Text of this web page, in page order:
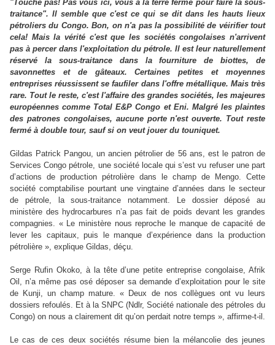
"Touche pas! Pas vous ici, vous à la terre ferme pour faire la sous-
traitance". Il semble que c'est ce qui se dit dans les hauts lieux
pétroliers du Congo. Bon, on n'a pas la possibilité de véirifier tout
cela! Mais la vérité c'est que les sociétés congolaises n'arrivent
pas à percer dans l'exploitation du pétrole. Il est leur naturellement
réservé la sous-traitance dans la fourniture de biottes, de
savonnettes et de gâteaux. Certaines petites et moyennes
entreprises réussissent se faufiler dans l'offre métallique. Mais très
rare. Tout le reste, c'est l'affaire des grandes sociétés, les majeures
européennes comme Total E&P Congo et Eni. Malgré les plaintes
des patrones congolaises, aucune porte n'est ouverte. Tout reste
fermé à double tour, sauf si on veut jouer du touniquet.
Gildas Patrick Pangou, un ancien pétrolier de 56 ans, est le patron de
Services Congo pétrole, une société locale qui s’est vu refuser une part
d’actions de production pétrolière dans le champ de Mengo. Cette
société comptabilise pourtant une vingtaine d’années dans le secteur
de pétrole, la sous-traitance notamment. Le dossier déposé au
ministère des hydrocarbures n’a pas fait de poids devant les grandes
compagnies. « Le ministère nous reproche le manque de capacité de
lever les capitaux, puis le manque d’expérience dans la production
pétrolière », explique Gildas, déçu.
Serge Rufin Okoko, à la tête d’une petite entreprise congolaise, Afrik
Oil, n’a même pas osé déposer sa demande d’exploitation pour le site
de Kunji, un champ mature. « Deux de nos collègues ont vu leurs
dossiers refoulés. Et à la SNPC (Ndlr, Société nationale des pétroles du
Congo) on nous a clairement dit qu’on perdait notre temps », affirme-t-il.
Le cas de ces deux sociétés résume bien la mélancolie des jeunes